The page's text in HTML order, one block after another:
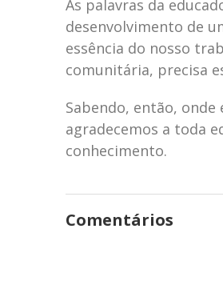
As palavras da
desenvolvimento de
essência do nosso
comunitária, precisa
Sabendo, então,
agradecemos a toda
conhecimento.
Comentários